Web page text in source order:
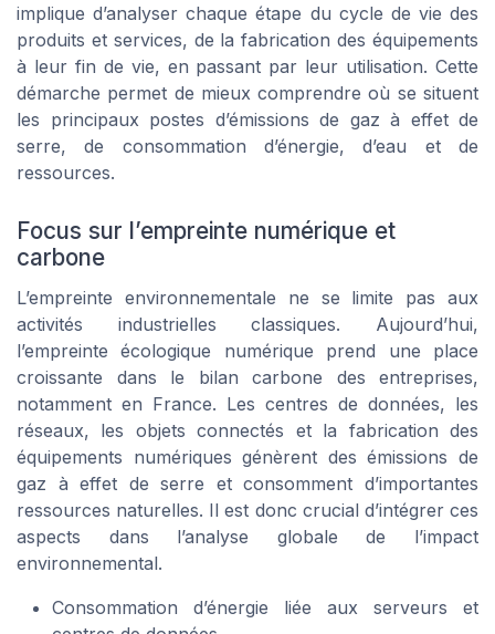
implique d’analyser chaque étape du cycle de vie des
produits et services, de la fabrication des équipements
à leur fin de vie, en passant par leur utilisation. Cette
démarche permet de mieux comprendre où se situent
les principaux postes d’émissions de gaz à effet de
serre, de consommation d’énergie, d’eau et de
ressources.
Focus sur l’empreinte numérique et
carbone
L’empreinte environnementale ne se limite pas aux
activités industrielles classiques. Aujourd’hui,
l’empreinte écologique numérique prend une place
croissante dans le bilan carbone des entreprises,
notamment en France. Les centres de données, les
réseaux, les objets connectés et la fabrication des
équipements numériques génèrent des émissions de
gaz à effet de serre et consomment d’importantes
ressources naturelles. Il est donc crucial d’intégrer ces
aspects dans l’analyse globale de l’impact
environnemental.
Consommation d’énergie liée aux serveurs et